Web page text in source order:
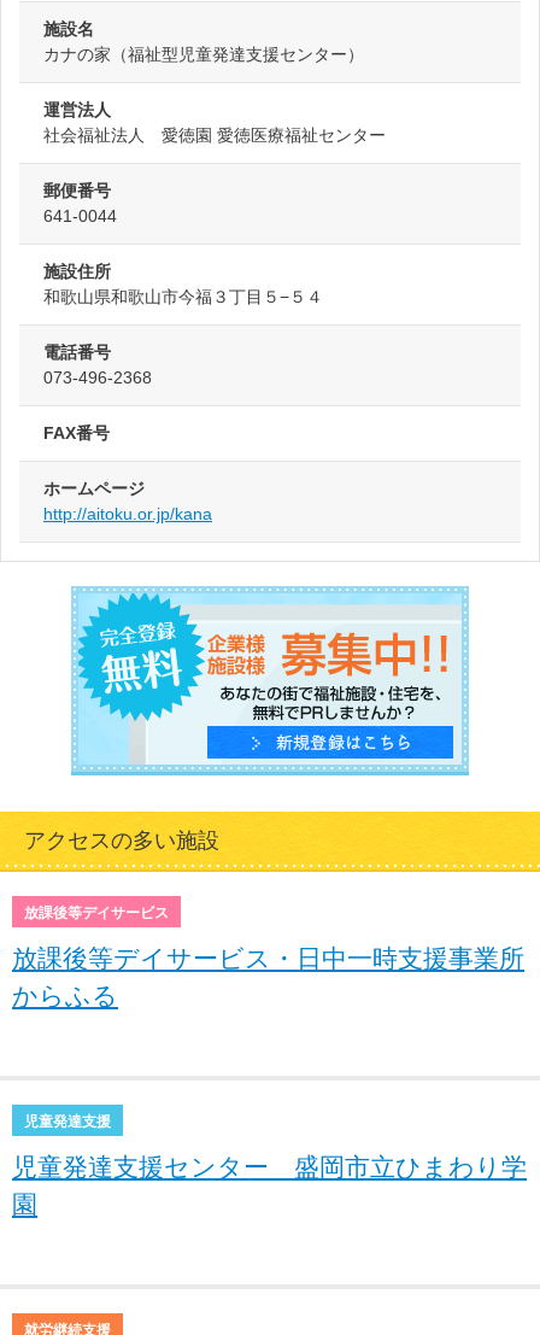
施設名
カナの家（福祉型児童発達支援センター）
運営法人
社会福祉法人 愛徳園 愛徳医療福祉センター
郵便番号
641-0044
施設住所
和歌山県和歌山市今福３丁目５−５４
電話番号
073-496-2368
FAX番号
ホームページ
http://aitoku.or.jp/kana
アクセスの多い施設
放課後等デイサービス
放課後等デイサービス・日中一時支援事業所
からふる
児童発達支援
児童発達支援センター 盛岡市立ひまわり学
園
就労継続支援